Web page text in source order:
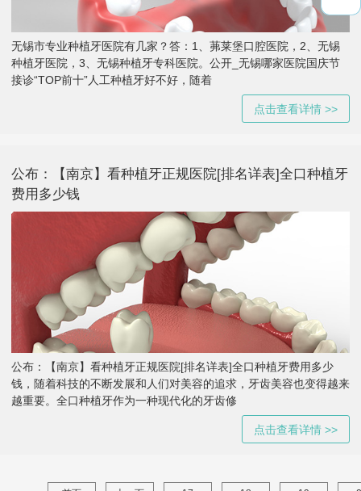
无锡市专业种植牙医院有几家？答：1、茀莱堡口腔医院，2、无锡
种植牙医院，3、无锡种植牙专科医院。公开_无锡哪家医院国庆节
接诊“TOP前十”人工种植牙好不好，随着
点击查看详情 >>
公布：【南京】看种植牙正规医院[排名详表]全口种植牙
费用多少钱
公布：【南京】看种植牙正规医院[排名详表]全口种植牙费用多少
钱，随着科技的不断发展和人们对美容的追求，牙齿美容也变得越来
越重要。全口种植牙作为一种现代化的牙齿修
点击查看详情 >>